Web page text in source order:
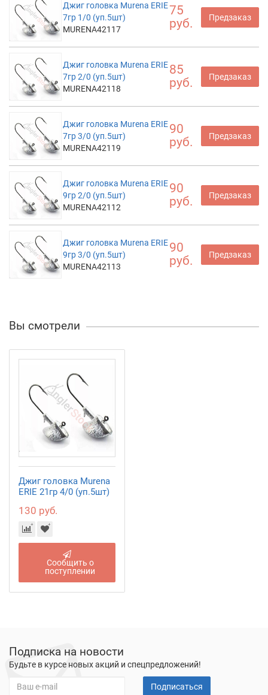
Джиг головка Murena ERIE
7гр 1/0 (уп.5шт)
MURENA42117
75
руб.
Предзаказ
Джиг головка Murena ERIE
7гр 2/0 (уп.5шт)
MURENA42118
85
руб.
Предзаказ
Джиг головка Murena ERIE
7гр 3/0 (уп.5шт)
MURENA42119
90
руб.
Предзаказ
Джиг головка Murena ERIE
9гр 2/0 (уп.5шт)
MURENA42112
90
руб.
Предзаказ
Джиг головка Murena ERIE
9гр 3/0 (уп.5шт)
MURENA42113
90
руб.
Предзаказ
Вы смотрели
Джиг головка Murena
ERIE 21гр 4/0 (уп.5шт)
130 руб.
Сообщить о
поступлении
Подписка на новости
Будьте в курсе новых акций и спецпредложений!
Подписаться